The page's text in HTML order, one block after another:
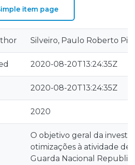
item page
Silveiro, Paulo Roberto
2020-08-20T13:24:35Z
2020-08-20T13:24:35Z
2020
O objetivo geral da
otimizações à atividade
Guarda Nacional